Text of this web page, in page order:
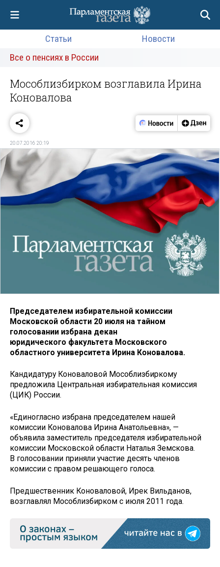
Статьи
Новости
Все о пенсиях в России
Мособлизбирком возглавила Ирина
Коновалова
20.07.2016 20:19
Председателем избирательной комиссии
Московской области 20 июля на тайном
голосовании избрана декан
юридического факультета Московского
областного университета Ирина Коновалова.
Кандидатуру Коноваловой Мособлизбиркому
предложила Центральная избирательная комиссия
(ЦИК) России.
«Единогласно избрана председателем нашей
комиссии Коновалова Ирина Анатольевна», —
объявила заместитель председателя избирательной
комиссии Московской области Наталья Земскова.
В голосовании приняли участие десять членов
комиссии с правом решающего голоса.
Предшественник Коноваловой, Ирек Вильданов,
возглавлял Мособлизбирком с июля 2011 года.